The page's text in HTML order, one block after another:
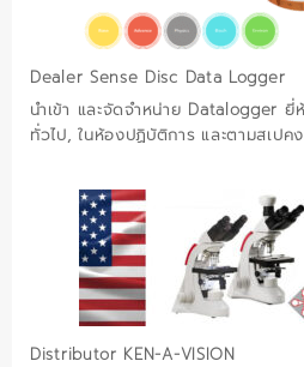
Dealer Sense Disc Data Logger
นำเข้า และจัดจำหน่าย Datalogger
ทั่วไป, ในห้องปฏิบัติการ และตามสเปค
Distributor KEN-A-VISION